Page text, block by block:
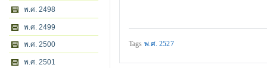
พ.ศ. 2498
พ.ศ. 2499
พ.ศ. 2500
พ.ศ. 2501
Tags พ.ศ. 2527